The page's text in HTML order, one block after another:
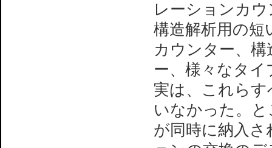
レーションカ
構造解析用の短
カウンター、
ー、様々なタ
実は、これら
いなかった。
が同時に納入